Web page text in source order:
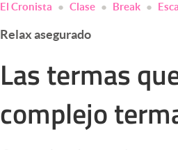
Apertura
Infotechnology
Clima
Mundial 2026
El Cronista Clase Break
Relax asegurado
Las termas
complejo